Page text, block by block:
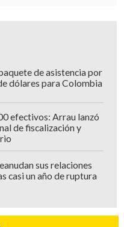
de asistencia por
dólares para Colombia
efectivos: Arrau lanzó
de fiscalización y
sus relaciones
casi un año de ruptura